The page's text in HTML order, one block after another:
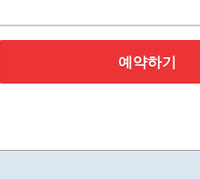
예약하기